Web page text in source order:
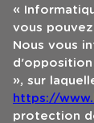
«
vous
Nous vous
d'opposition
», sur
https://
protection